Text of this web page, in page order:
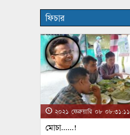
ফিচার
২০২১ ফেব্রুয়ারি ০৮ ০৮:৩১:১১
মোচা……!